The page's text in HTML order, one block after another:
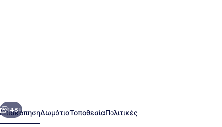
Επόμενο
148+
ΕπισκόπησηΔωμάτιαΤοποθεσίαΠολιτικές